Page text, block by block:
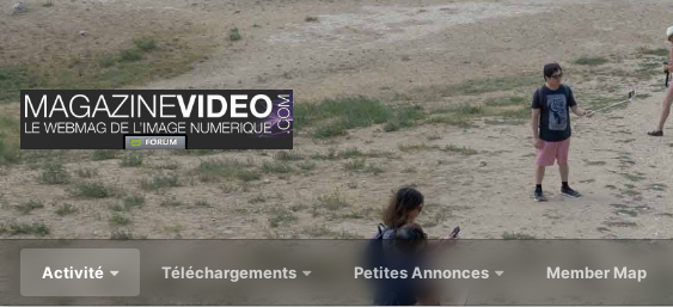
Activité Téléchargements Petites Annonces Member Map